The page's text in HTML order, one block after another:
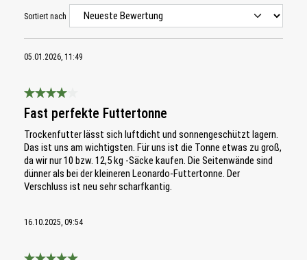
Sortiert nach
05.01.2026, 11:49
Bewertung mit 4 von 5 Sternen
Fast perfekte Futtertonne
Trockenfutter lässt sich luftdicht und sonnengeschützt lagern.
Das ist uns am wichtigsten. Für uns ist die Tonne etwas zu groß,
da wir nur 10 bzw. 12,5 kg -Säcke kaufen. Die Seitenwände sind
dünner als bei der kleineren Leonardo-Futtertonne. Der
Verschluss ist neu sehr scharfkantig.
16.10.2025, 09:54